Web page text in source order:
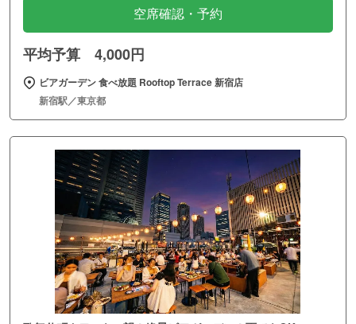
空席確認・予約
平均予算 4,000円
ビアガーデン 食べ放題 Rooftop Terrace 新宿店
新宿駅／東京都